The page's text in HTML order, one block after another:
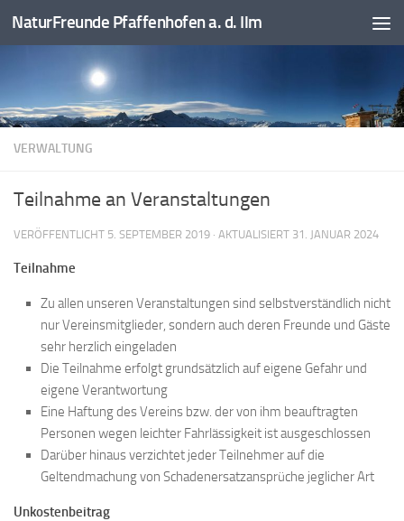
Zum Inhalt springen
NaturFreunde Pfaffenhofen a. d. Ilm
VERWALTUNG
Teilnahme an Veranstaltungen
VERÖFFENTLICHT 5. SEPTEMBER 2019 · AKTUALISIERT 31. JANUAR 2024
Teilnahme
Zu allen unseren Veranstaltungen sind selbstverständlich nicht
nur Vereinsmitglieder, sondern auch deren Freunde und Gäste
sehr herzlich eingeladen
Die Teilnahme erfolgt grundsätzlich auf eigene Gefahr und
eigene Verantwortung
Eine Haftung des Vereins bzw. der von ihm beauftragten
Personen wegen leichter Fahrlässigkeit ist ausgeschlossen
Darüber hinaus verzichtet jeder Teilnehmer auf die
Geltendmachung von Schadenersatzansprüche jeglicher Art
Unkostenbeitrag